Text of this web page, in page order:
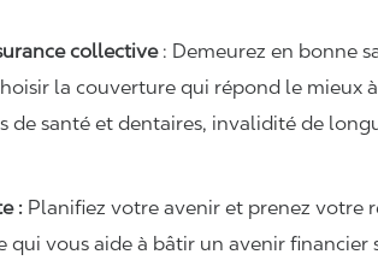
collective : Demeurez en bonne
la couverture qui répond le mieux
de santé et dentaires, invalidité de
: Planifiez votre avenir et prenez
qui vous aide à bâtir un avenir financier